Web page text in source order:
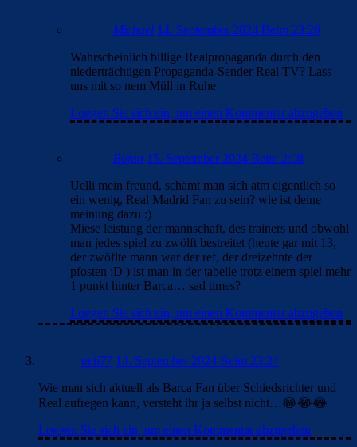
Michael 14. September 2024 Beim 23:29
Wahrscheinlich billige Realpropaganda durch den
niederträchtigen Propaganda-Sender Real TV? Lass
uns mit so nem Müll in Ruhe
Loggen Sie sich ein, um einen Kommentar abzugeben
Bojan 15. September 2024 Beim 2:08
Uelli mein freund, schämt man sich atm eigentlich so
ein wenig, Real Madrid Fan zu sein? wie ist deine
meinung dazu :)
Miese leistung der mannschaft, des trainers und obwohl
man jedes spiel zu zwölft bestreitet (heute gar mit 13,
der zwöflte mann war der ref, der dreizehnte der
pfosten :D ) ist man in der tabelle trotz einem spiel mehr
1 punkt hinter Barca… sad times?
Loggen Sie sich ein, um einen Kommentar abzugeben
ueli77 14. September 2024 Beim 23:24
Wie man sich aktuell als Barca Fan über Schiedsrichter und
Real aufregen kann, versteht ihr ja selbst nicht…😂😂😂
Loggen Sie sich ein, um einen Kommentar abzugeben